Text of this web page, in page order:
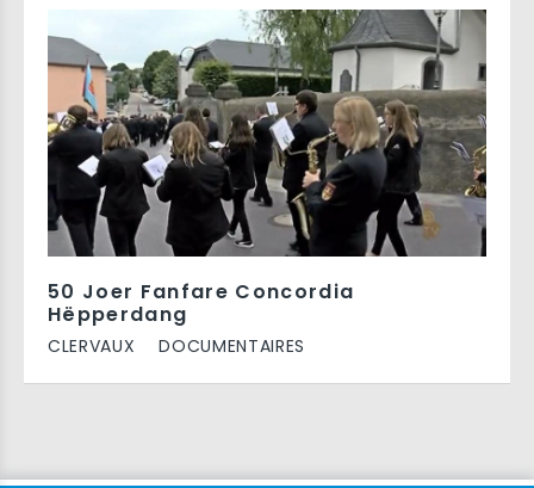
50 Joer Fanfare Concordia
Hëpperdang
CLERVAUX DOCUMENTAIRES